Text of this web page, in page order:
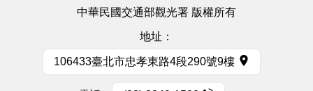
中華民國交通部觀光署 版權所有
地址：
106433臺北市忠孝東路4段290號9樓